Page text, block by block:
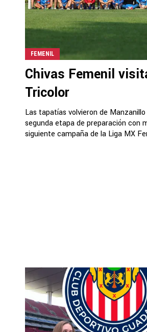
FEMENIL
Chivas Femenil
Tricolor
Las tapatías volvieron de
segunda etapa de preparación con
siguiente campaña de la Liga MX